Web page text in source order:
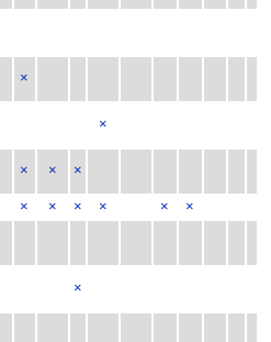
×
×
× × ×
× × × × ×
×
×